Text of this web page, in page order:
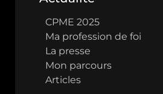
CPME 2025
Ma profession de foi
La presse
Mon parcours
Articles